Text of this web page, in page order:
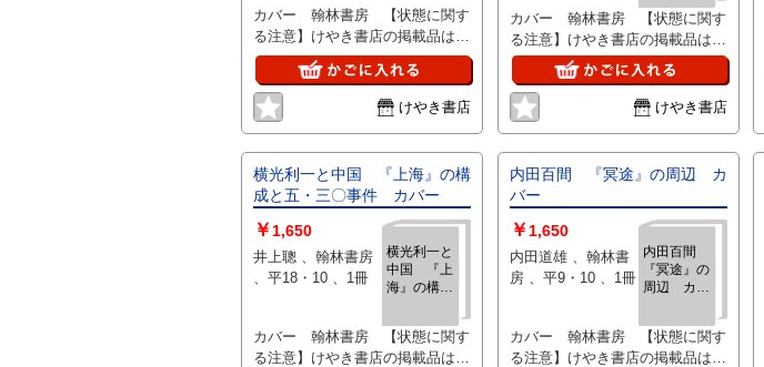
カバー 翰林書房 【状態に関す
る注意】けやき書店の掲載品は全
て、状態に関わらず「中古品
（並）」と表示されています。
「日本の古本屋」は６段階の「状
態」表記が必須となりましたが、
簡易な区分けは適切ではない（不
可能な）為、状態欄の「中古品
（並）」という表現は考慮にいれ
ないで下さい。痛みなどの瑕疵に
つきましては、解説欄等をご参考
にして下さい。状態表記の無いも
のは特に問題なく良好とお考え下
けやき書店
カバー 翰林書房 【状態に関す
る注意】けやき書店の掲載品は全
て、状態に関わらず「中古品
（並）」と表示されています。
「日本の古本屋」は６段階の「状
態」表記が必須となりましたが、
簡易な区分けは適切ではない（不
可能な）為、状態欄の「中古品
（並）」という表現は考慮にいれ
ないで下さい。痛みなどの瑕疵に
つきましては、解説欄等をご参考
にして下さい。状態表記の無いも
のは特に問題なく良好とお考え下
けやき書店
横光利一と中国 『上海』の構
成と五・三〇事件 カバー
横光利一と
中国 『上
海』の構成
事件 カバ
ー
￥ 1,650
井上聰 、翰林書房
、平18・10 、1冊
カバー 翰林書房 【状態に関す
る注意】けやき書店の掲載品は全
内田百間 『冥途』の周辺 カ
バー
内田百間
『冥途』の
周辺 カバ
￥ 1,650
内田道雄 、翰林書
房 、平9・10 、1冊
カバー 翰林書房 【状態に関す
る注意】けやき書店の掲載品は全